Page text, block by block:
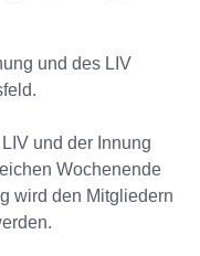
und des LIV
und der Innung
Wochenende
wird den Mitgliedern